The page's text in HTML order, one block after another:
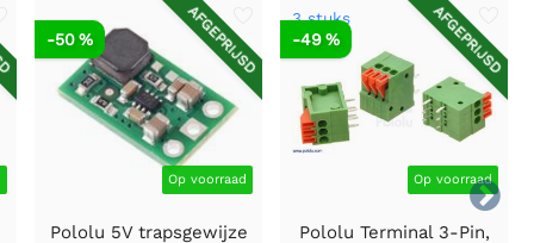

AFGEPRIJSD
Op voorraad
-50 %
Pololu 5V trapsgewijze
AFGEPRIJSD
3 stuks
Op voorraad
-49 %
Pololu Terminal 3-Pin,